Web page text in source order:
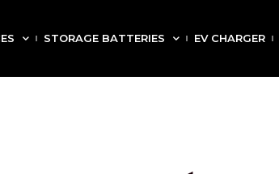
STORAGE BATTERIES EV CHARGER